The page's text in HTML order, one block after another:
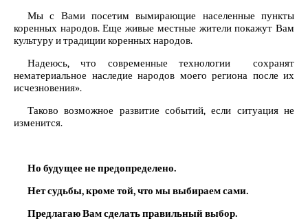
Мы с Вами посетим вымирающие населенные пункты
коренных народов. Еще живые местные жители покажут Вам
культуру и традиции коренных народов.
Надеюсь, что современные технологии сохранят
нематериальное наследие народов моего региона после их
исчезновения».
Таково возможное развитие событий, если ситуация не
изменится.
Но будущее не предопределено.
Нет судьбы, кроме той, что мы выбираем сами.
Предлагаю Вам сделать правильный выбор.